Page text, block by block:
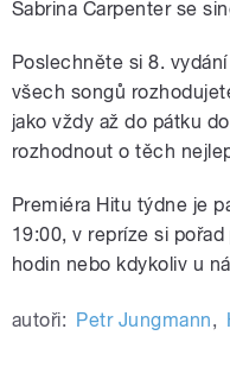
Sabrina Carpenter se
Poslechněte si 8.
všech songů
jako vždy až do pátku
rozhodnout o těch
Premiéra Hitu týdne je
19:00, v repríze si
hodin nebo kdykoliv u
autoři: Petr Jungmann,